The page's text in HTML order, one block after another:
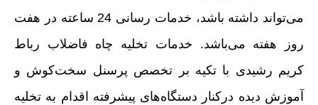
می‌تواند داشته باشد، خدمات رسانی 24 ساعته در هفت
روز هفته می‌باشد. خدمات تخلیه چاه فاضلاب رباط
کریم رشیدی با تکیه بر تخصص پرسنل سخت‌کوش و
آموزش دیده درکنار دستگاه‌های پیشرفته اقدام به تخلیه